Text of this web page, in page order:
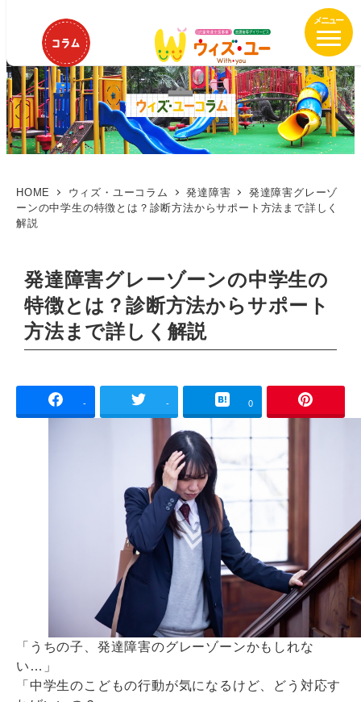
コ
ン
テ
ン
ツ
移
動
HOME ウィズ・ユーコラム 発達障害
発達障害グレーゾ
ーンの中学生の特徴とは？診断方法からサポート方法まで詳しく
解説
発達障害グレーゾーンの中学生の
特徴とは？診断方法からサポート
方法まで詳しく解説
- - 0
「うちの子、発達障害のグレーゾーンかもしれな
い…」
「中学生のこどもの行動が気になるけど、どう対応す